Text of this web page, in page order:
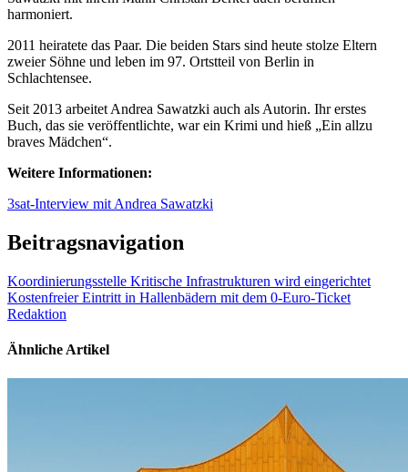
harmoniert.
2011 heiratete das Paar. Die beiden Stars sind heute stolze Eltern
zweier Söhne und leben im 97. Ortstteil von Berlin in
Schlachtensee.
Seit 2013 arbeitet Andrea Sawatzki auch als Autorin. Ihr erstes
Buch, das sie veröffentlichte, war ein Krimi und hieß „Ein allzu
braves Mädchen“.
Weitere Informationen:
3sat-Interview mit Andrea Sawatzki
Beitragsnavigation
Koordinierungsstelle Kritische Infrastrukturen wird eingerichtet
Kostenfreier Eintritt in Hallenbädern mit dem 0-Euro-Ticket
Redaktion
Ähnliche Artikel